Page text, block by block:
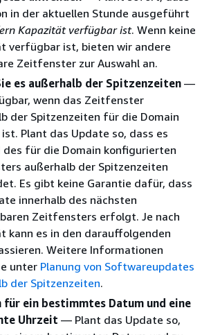
in der aktuellen Stunde ausgeführt
Kapazität verfügbar ist. Wenn keine
verfügbar ist, bieten wir andere
Zeitfenster zur Auswahl an.
es außerhalb der Spitzenzeiten —
wenn das Zeitfenster
der Spitzenzeiten für die Domain
Plant das Update so, dass es
des für die Domain konfigurierten
außerhalb der Spitzenzeiten
Es gibt keine Garantie dafür, dass
innerhalb des nächsten
Zeitfensters erfolgt. Je nach
kann es in den darauffolgenden
Weitere Informationen
unter Planung von Softwareupdates
der Spitzenzeiten.
für ein bestimmtes Datum und eine
Uhrzeit — Plant das Update so,